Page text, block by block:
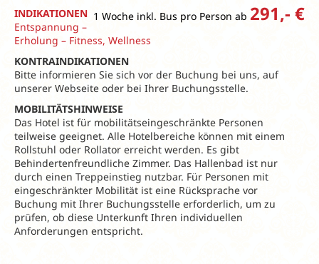
1 Woche inkl. Bus pro Person ab 291,- €
INDIKATIONEN
Entspannung –
Erholung – Fitness, Wellness
KONTRAINDIKATIONEN
Bitte informieren Sie sich vor der Buchung bei uns, auf
unserer Webseite oder bei Ihrer Buchungsstelle.
MOBILITÄTSHINWEISE
Das Hotel ist für mobilitätseingeschränkte Personen
teilweise geeignet. Alle Hotelbereiche können mit einem
Rollstuhl oder Rollator erreicht werden. Es gibt
Behindertenfreundliche Zimmer. Das Hallenbad ist nur
durch einen Treppeinstieg nutzbar. Für Personen mit
eingeschränkter Mobilität ist eine Rücksprache vor
Buchung mit Ihrer Buchungsstelle erforderlich, um zu
prüfen, ob diese Unterkunft Ihren individuellen
Anforderungen entspricht.